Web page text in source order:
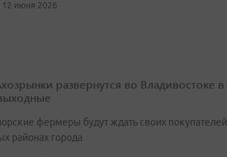
12 июня 2026
развернутся во Владивостоке в
фермеры будут ждать своих
районах города